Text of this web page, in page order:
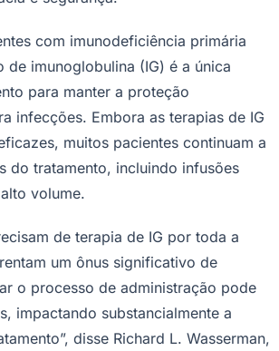
com imunodeficiência primária
de imunoglobulina (IG) é a única
para manter a proteção
infecções. Embora as terapias de IG
muitos pacientes continuam a
do tratamento, incluindo infusões
volume.
de terapia de IG por toda a
um ônus significativo de
o processo de administração pode
impactando substancialmente a
disse Richard L. Wasserman,